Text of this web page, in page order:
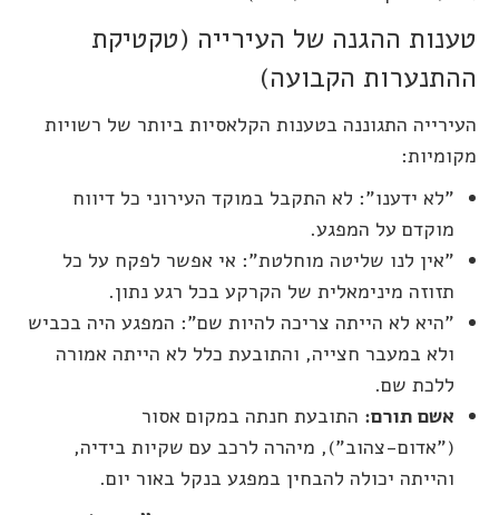
טענות ההגנה של העירייה (טקטיקת
ההתנערות הקבועה)
העירייה התגוננה בטענות הקלאסיות ביותר של רשויות
מקומיות:
"לא ידענו": לא התקבל במוקד העירוני כל דיווח
מוקדם על המפגע.
"אין לנו שליטה מוחלטת": אי אפשר לפקח על כל
תזוזה מינימאלית של הקרקע בכל רגע נתון.
"היא לא הייתה צריכה להיות שם": המפגע היה בכביש
ולא במעבר חצייה, והתובעת כלל לא הייתה אמורה
ללכת שם.
אשם תורם: התובעת חנתה במקום אסור
("אדום-צהוב"), מיהרה לרכב עם שקיות בידיה,
והייתה יכולה להבחין במפגע בנקל באור יום.